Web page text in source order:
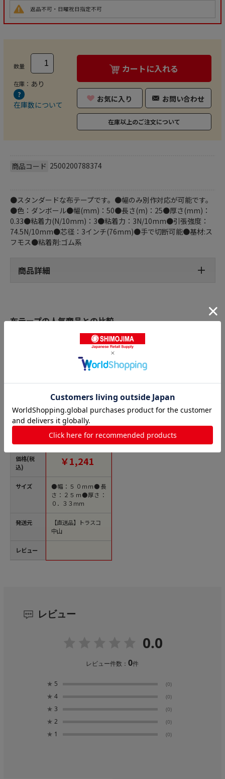
返品不可・日曜祝日指定不可
数量
在庫： あり
在庫数について
カートに入れる
お気に入り お問い合わせ
在庫以上のご注文について
商品コード 2500200788374
●スタンダードな布テープです。●幅のみ別作対応が可能です。
●色：ダンボール●幅(mm)：50●長さ(m)：25●厚さ(mm)：
0.33●粘着力(N/10mm)：3●粘着力：3N/10mm●引張強度：
74.5N/10mm●芯径：3インチ(76mm)●手で切断可能●基材:ス
フモス●粘着剤:ゴム系
商品詳細
布テープの人気商品との比較
商品名
価格(税
込)
サイズ
発送元
レビュー
トラスコ中山 日東電
工ベースマテリアル
布粘着テープ No.750
￥1,241
●幅：５０ｍｍ●長
さ：２５ｍ●厚さ：
０．３３ｍｍ
【直送品】トラスコ
中山
レビュー
0.0
レビュー件数：0件
★ 5 (0)
★ 4 (0)
★ 3 (0)
★ 2 (0)
★ 1 (0)